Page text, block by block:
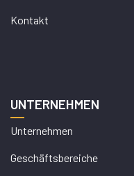
Kontakt
UNTERNEHMEN
Unternehmen
Geschäftsbereiche